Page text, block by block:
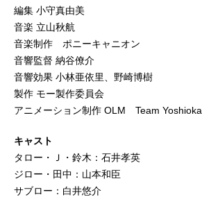
編集 小守真由美
音楽 立山秋航
音楽制作 ポニーキャニオン
音響監督 納谷僚介
音響効果 小林亜依里、野崎博樹
製作 モー製作委員会
アニメーション制作 OLM Team Yoshioka
キャスト
タロー・Ｊ・鈴木：石井孝英
ジロー・田中：山本和臣
サブロー：白井悠介